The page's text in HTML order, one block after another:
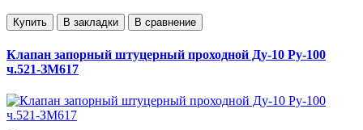
Купить В закладки В сравнение
Клапан запорный штуцерный проходной Ду-10 Ру-100
ч.521-ЗМ617